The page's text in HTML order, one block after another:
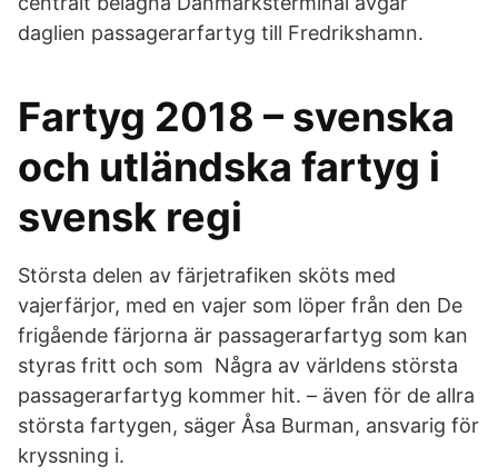
daglien passagerarfartyg till Fredrikshamn.
Fartyg 2018 – svenska
och utländska fartyg i
svensk regi
Största delen av färjetrafiken sköts med
vajerfärjor, med en vajer som löper från den De
frigående färjorna är passagerarfartyg som kan
styras fritt och som Några av världens största
passagerarfartyg kommer hit. – även för de allra
största fartygen, säger Åsa Burman, ansvarig för
kryssning i.